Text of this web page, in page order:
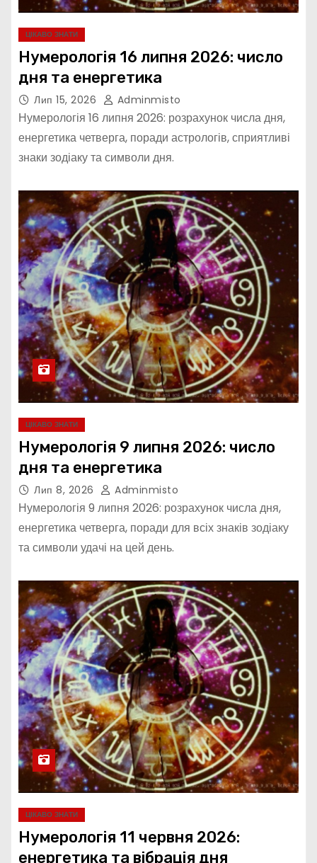
ЦІКАВО ЗНАТИ
Нумерологія 16 липня 2026: число
дня та енергетика
Лип 15, 2026 Adminmisto
Нумерологія 16 липня 2026: розрахунок числа дня,
енергетика четверга, поради астрологів, сприятливі
знаки зодіаку та символи дня.
ЦІКАВО ЗНАТИ
Нумерологія 9 липня 2026: число
дня та енергетика
Лип 8, 2026 Adminmisto
Нумерологія 9 липня 2026: розрахунок числа дня,
енергетика четверга, поради для всіх знаків зодіаку
та символи удачі на цей день.
ЦІКАВО ЗНАТИ
Нумерологія 11 червня 2026:
енергетика та вібрація дня